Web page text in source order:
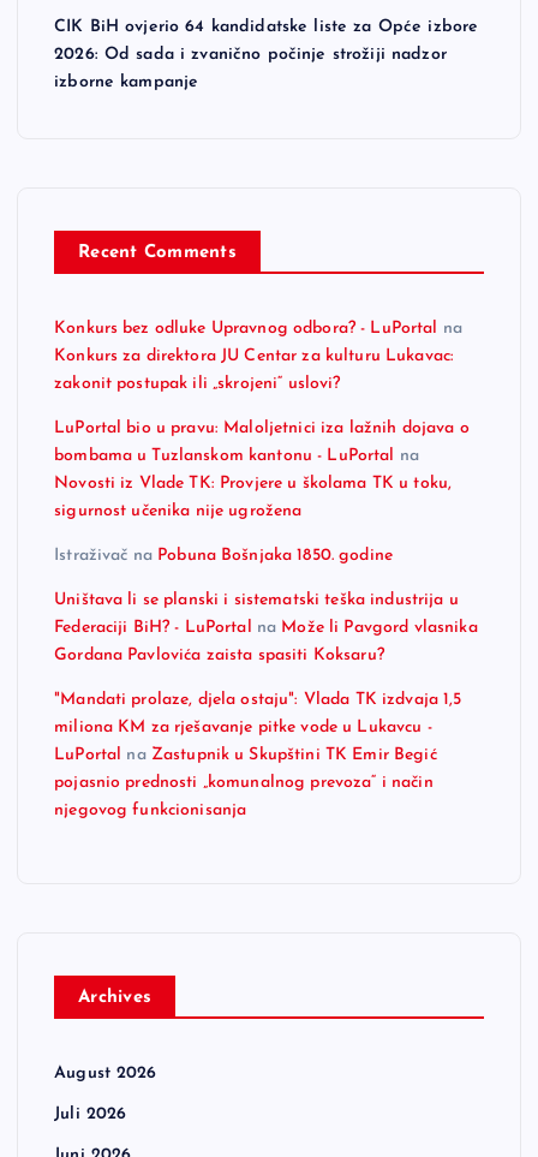
CIK BiH ovjerio 64 kandidatske liste za Opće izbore
2026: Od sada i zvanično počinje strožiji nadzor
izborne kampanje
Recent Comments
Konkurs bez odluke Upravnog odbora? - LuPortal na
Konkurs za direktora JU Centar za kulturu Lukavac:
zakonit postupak ili „skrojeni“ uslovi?
LuPortal bio u pravu: Maloljetnici iza lažnih dojava o
bombama u Tuzlanskom kantonu - LuPortal na
Novosti iz Vlade TK: Provjere u školama TK u toku,
sigurnost učenika nije ugrožena
Istraživač na Pobuna Bošnjaka 1850. godine
Uništava li se planski i sistematski teška industrija u
Federaciji BiH? - LuPortal na Može li Pavgord vlasnika
Gordana Pavlovića zaista spasiti Koksaru?
"Mandati prolaze, djela ostaju": Vlada TK izdvaja 1,5
miliona KM za rješavanje pitke vode u Lukavcu -
LuPortal na Zastupnik u Skupštini TK Emir Begić
pojasnio prednosti „komunalnog prevoza“ i način
njegovog funkcionisanja
Archives
August 2026
Juli 2026